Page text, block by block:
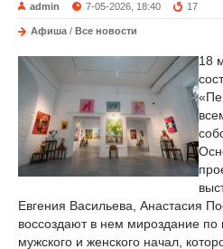
admin 7-05-2026, 18:40 17
Афиша / Все новости
18
Евгения Васильева, Анастасия
воссоздают в нем мироздание по
мужского и женского начал,